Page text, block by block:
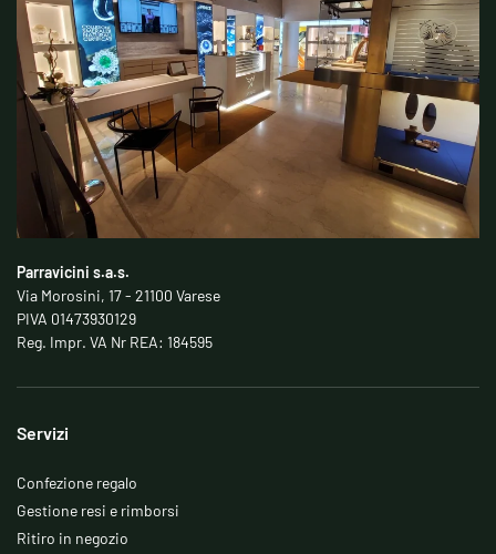
Parravicini s.a.s.
Via Morosini, 17 - 21100 Varese
PIVA 01473930129
Reg. Impr. VA Nr REA: 184595
Servizi
Confezione regalo
Gestione resi e rimborsi
Ritiro in negozio